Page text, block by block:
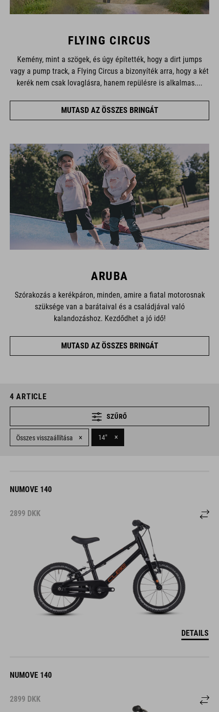
FLYING CIRCUS
Kemény, mint a szögek, és úgy építették, hogy a dirt jumps
vagy a pump track, a Flying Circus a bizonyíték arra, hogy a két
kerék nem csak lovaglásra, hanem repülésre is alkalmas....
MUTASD AZ ÖSSZES BRINGÁT
ARUBA
Szórakozás a kerékpáron, minden, amire a fiatal motorosnak
szüksége van a barátaival és a családjával való
kalandozáshoz. Kezdődhet a jó idő!
MUTASD AZ ÖSSZES BRINGÁT
4 ARTICLE
SZŰRŐ
Összes visszaállítása × 14" ×
NUMOVE 140
2899 DKK
DETAILS
NUMOVE 140
2899 DKK